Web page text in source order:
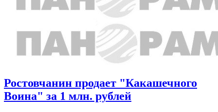
Ростовчанин продает "Какашечного
Воина" за 1 млн. рублей